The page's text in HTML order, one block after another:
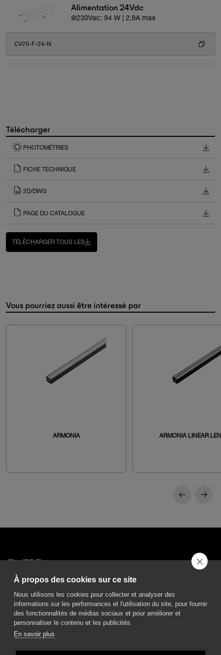
Alimentation 24Vdc
@230Vac: 94 W | 2,9A max
CV70-F-24-N
Télécharger
PHOTOMÉTRIES
FICHE TECHNIQUE
2D/DWG
PAGE DU CATALOGUE
TÉLÉCHARGER TOUS LES
Vous pourriez aussi être intéressé par
ARMONIA ARMONIA LINEAR
50013 Campi Bisenzio Firenze - Italy
À propos des cookies sur ce site
Nous utilisons les cookies pour collecter et analyser des
informations sur les performances et l'utilisation du site, pour fournir
des fonctionnalités de médias sociaux et pour améliorer et
personnaliser le contenu et les publicités.
En savoir plus